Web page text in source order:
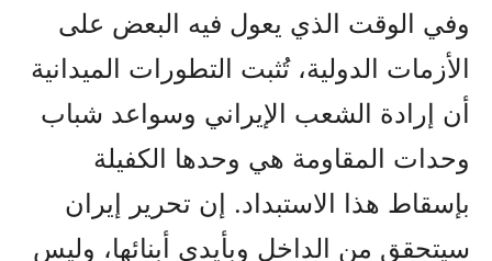
وفي الوقت الذي يعول فيه البعض على
الأزمات الدولية، تُثبت التطورات الميدانية
أن إرادة الشعب الإيراني وسواعد شباب
وحدات المقاومة هي وحدها الكفيلة
بإسقاط هذا الاستبداد. إن تحرير إيران
سيتحقق من الداخل وبأيدي أبنائها، وليس